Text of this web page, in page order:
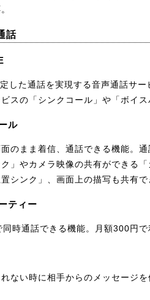
話
した通話を実現する音声通話サ
スの「シンクコール」や「ボイス
ル
のまま着信、通話できる機能。
ク」やカメラ映像の共有ができる
シンク」、画面上の描写も共有
ティー
時通話できる機能。月額300円
ない時に相手からのメッセージ